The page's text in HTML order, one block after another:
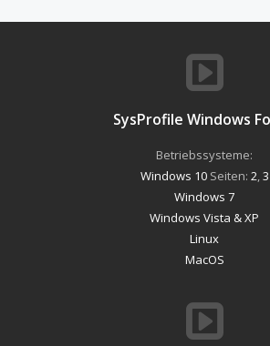
SysProfile Windows
Betriebssysteme:
Windows 10Seiten: 2,3
Windows 7
Windows Vista & XP
Linux
MacOS